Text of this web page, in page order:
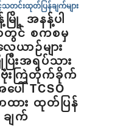
သတင်းထုတ်ပြန်ချက်များ
မြို့ အနန့်ပါ​
ာတွင် စကစမှ
ယာဉ်များ
ြီးအရပ်သား
ဗုံးကြဲတိုက်ခိုက်
ပေါ် TCSO
ား ထုတ်ပြန်
ချက်